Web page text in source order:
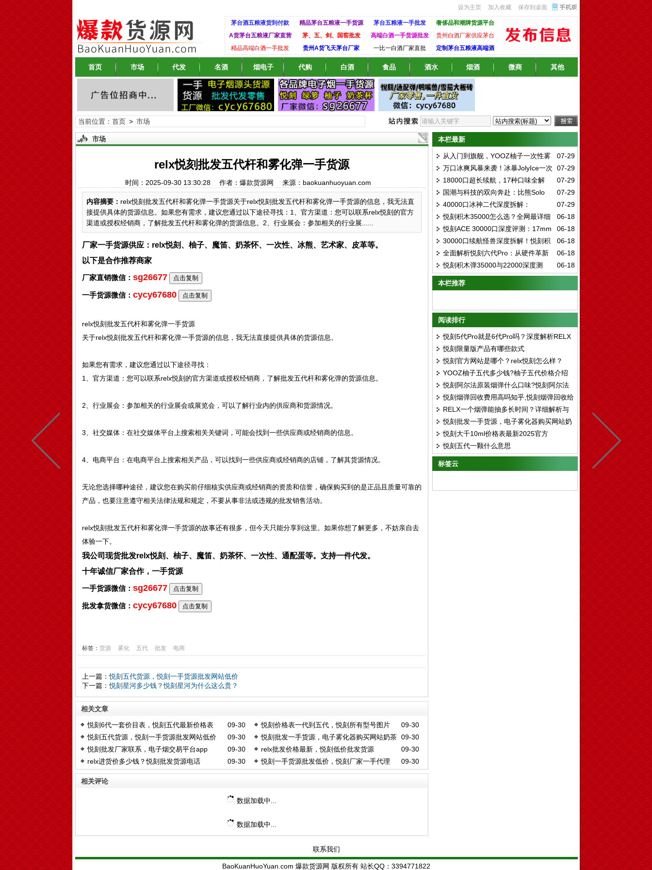
设为主页 加入收藏 保存到桌面
茅台酒五粮液货到付款 精品茅台五粮液一手货源 茅台五粮液一手批发
奢侈品和潮牌货源平台
A货茅台五粮液厂家直营
茅、五、剑、国窖批发 高端白酒一手货源批发
贵州白酒厂家供应茅台
精品高端白酒一手批发
贵州A货飞天茅台厂家 一比一白酒厂家直批 定制茅台五粮液高端酒
首页 市场 代发 名酒 烟电子 代购 白酒 食品 酒水 烟酒 微商 其他
当前位置： 首页> 市场
市场
relx悦刻批发五代杆和雾化弹一手货源
时间：2025-09-30 13:30:28 作者：爆款货源网 来源：baokuanhuoyuan.com
内容摘要： relx悦刻批发五代杆和雾化弹一手货源关于relx悦刻批发五代杆和雾化弹一手货源的信息，我无法直
接提供具体的货源信息。如果您有需求，建议您通过以下途径寻找：1、官方渠道：您可以联系relx悦刻的官方
渠道或授权经销商，了解批发五代杆和雾化弹的货源信息。2、行业展会：参加相关的行业展......
厂家一手货源供应：relx悦刻、柚子、魔笛、奶茶怀、一次性、冰熊、艺术家、皮革等。
以下是合作推荐商家
厂家直销微信： sg26677 点击复制
一手货源微信： cycy67680 点击复制
relx悦刻批发五代杆和雾化弹一手货源
关于relx悦刻批发五代杆和雾化弹一手货源的信息，我无法直接提供具体的货源信息。
如果您有需求，建议您通过以下途径寻找：
1、官方渠道：您可以联系relx悦刻的官方渠道或授权经销商，了解批发五代杆和雾化弹的货源信息。
2、行业展会：参加相关的行业展会或展览会，可以了解行业内的供应商和货源情况。
3、社交媒体：在社交媒体平台上搜索相关关键词，可能会找到一些供应商或经销商的信息。
4、电商平台：在电商平台上搜索相关产品，可以找到一些供应商或经销商的店铺，了解其货源情况。
无论您选择哪种途径，建议您在购买前仔细核实供应商或经销商的资质和信誉，确保购买到的是正品且质量可靠的
产品，也要注意遵守相关法律法规和规定，不要从事非法或违规的批发销售活动。
relx悦刻批发五代杆和雾化弹一手货源的故事还有很多，但今天只能分享到这里。如果你想了解更多，不妨亲自去
体验一下。
我公司现货批发relx悦刻、柚子、魔笛、奶茶怀、一次性、通配蛋等。支持一件代发。
十年诚信厂家合作，一手货源
一手货源微信： sg26677 点击复制
批发拿货微信： cycy67680 点击复制
标签： 货源 雾化 五代 批发 电商
上一篇：悦刻五代货源，悦刻一手货源批发网站低价
下一篇：悦刻星河多少钱？悦刻星河为什么这么贵？
相关文章
09-30
悦刻6代一套价目表，悦刻五代最新价格表 09-30
悦刻价格表一代到五代，悦刻所有型号图片
09-30
悦刻五代货源，悦刻一手货源批发网站低价 09-30
悦刻批发一手货源，电子雾化器购买网站奶茶
杯
09-30
悦刻批发厂家联系，电子烟交易平台app 09-30
relx批发价格最新，悦刻低价批发货源
09-30
relx进货价多少钱？悦刻批发货源电话 09-30
悦刻一手货源批发低价，悦刻厂家一手代理
相关评论
数据加载中...
数据加载中...
本栏最新
07-29
从入门到旗舰，YOOZ柚子一次性雾
化全系深度解析：哪一款才是你的心头好？
07-29
万口冰爽风暴来袭！冰暴JolyIce一次
性12000口深度评测：陶瓷芯13W大功率，
12种口味实测全解析
07-29
18000口超长续航，17种口味全解
析：高维GOWIF一次性雾化深度测评与口味
推荐指南
07-29
国潮与科技的双向奔赴：比熊Solo
15000一次性雾化深度评测
07-29
40000口冰神二代深度拆解：
ELFBAR ICE KING全口味实测与五档调冰
技术真相
06-18
悦刻积木35000怎么选？全网最详细
选购指南：口味、技术、评测一次看懂06-18
悦刻ACE 30000口深度评测：17mm
超薄机身+智能屏，大容量一次性电子烟的
终极形态
06-18
30000口续航怪兽深度拆解！悦刻积
木三代套装，凭什么定义一次性电子烟新标
杆？
06-18
全面解析悦刻六代Pro：从硬件革新
到口感进化的深度体验指南
06-18
悦刻积木弹35000与22000深度测
评：超大续航时代的终极选择
本栏推荐
阅读排行
悦刻5代Pro就是6代Pro吗？深度解析RELX
产品线差异
悦刻限量版产品有哪些款式
悦刻官方网站是哪个？relx悦刻怎么样？
YOOZ柚子五代多少钱?柚子五代价格介绍
悦刻阿尔法原装烟弹什么口味?悦刻阿尔法
口味评测
悦刻烟弹回收费用高吗知乎,悦刻烟弹回收给
钱吗
RELX一个烟弹能抽多长时间？详细解析与
使用建议
悦刻批发一手货源，电子雾化器购买网站奶
茶杯
悦刻大千10ml价格表最新2025官方
悦刻五代一颗什么意思
标签云
联系我们
BaoKuanHuoYuan.com 爆款货源网 版权所有 站长QQ： 3394771822